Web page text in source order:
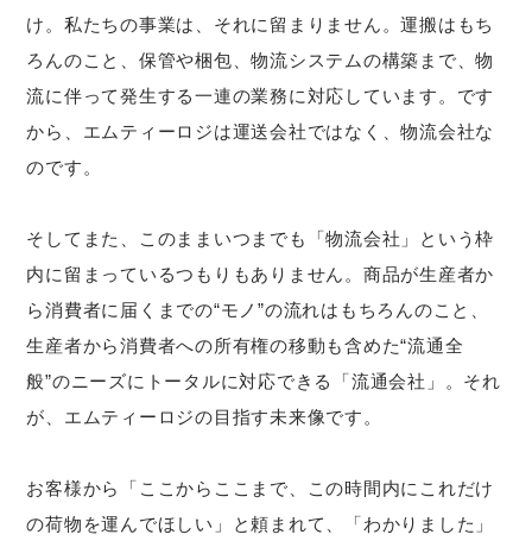
け。私たちの事業は、それに留まりません。運搬はもち
ろんのこと、保管や梱包、物流システムの構築まで、物
流に伴って発生する一連の業務に対応しています。です
から、エムティーロジは運送会社ではなく、物流会社な
のです。
そしてまた、このままいつまでも「物流会社」という枠
内に留まっているつもりもありません。商品が生産者か
ら消費者に届くまでの“モノ”の流れはもちろんのこと、
生産者から消費者への所有権の移動も含めた“流通全
般”のニーズにトータルに対応できる「流通会社」。それ
が、エムティーロジの目指す未来像です。
お客様から「ここからここまで、この時間内にこれだけ
の荷物を運んでほしい」と頼まれて、「わかりました」